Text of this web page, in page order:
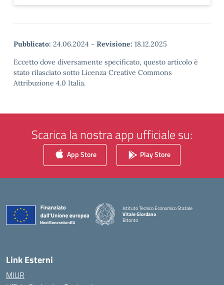
Pubblicato: 24.06.2024 - Revisione: 18.12.2025
Eccetto dove diversamente specificato, questo articolo è
stato rilasciato sotto Licenza Creative Commons
Attribuzione 4.0 Italia.
Scarica la nostra app ufficiale su:
App Store Play Store
Istituto Tecnico Economico Statale
Vitale Giordano
Bitonto
Link Esterni
MIUR